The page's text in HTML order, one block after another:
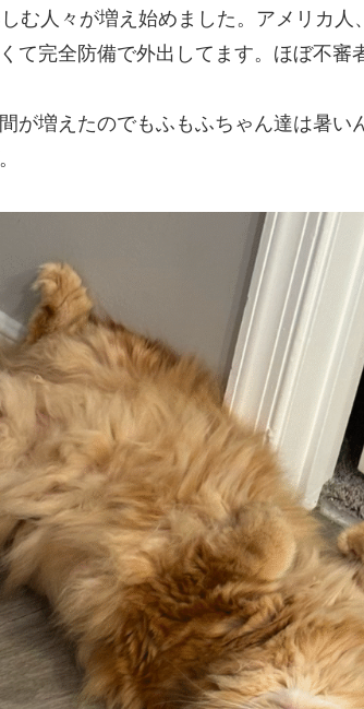
む人々が増え始めました。アメリカ人
完全防備で外出してます。ほぼ不審
が増えたのでもふもふちゃん達は暑い